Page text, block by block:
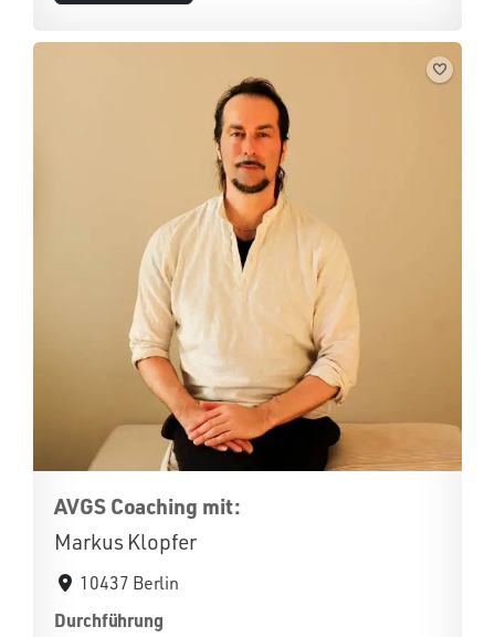
AVGS Coaching mit:
Markus Klopfer
10437 Berlin
Durchführung